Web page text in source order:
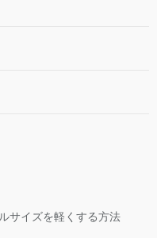
サイズを軽くする方法